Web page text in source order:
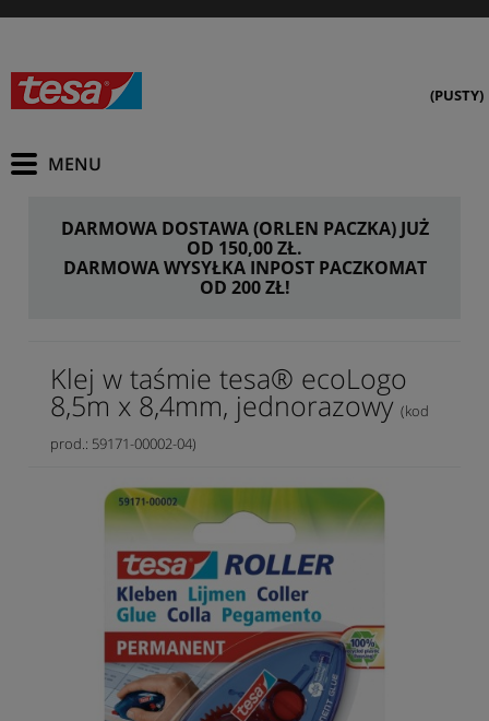
(PUSTY)
DARMOWA DOSTAWA (ORLEN PACZKA) JUŻ
OD 150,00 ZŁ.
DARMOWA WYSYŁKA INPOST PACZKOMAT
OD 200 ZŁ!
Klej w taśmie tesa® ecoLogo
8,5m x 8,4mm, jednorazowy (kod
prod.: 59171-00002-04)